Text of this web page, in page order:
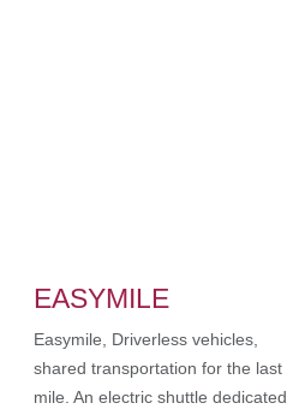
EASYMILE
Easymile, Driverless vehicles,
shared transportation for the last
mile. An electric shuttle dedicated